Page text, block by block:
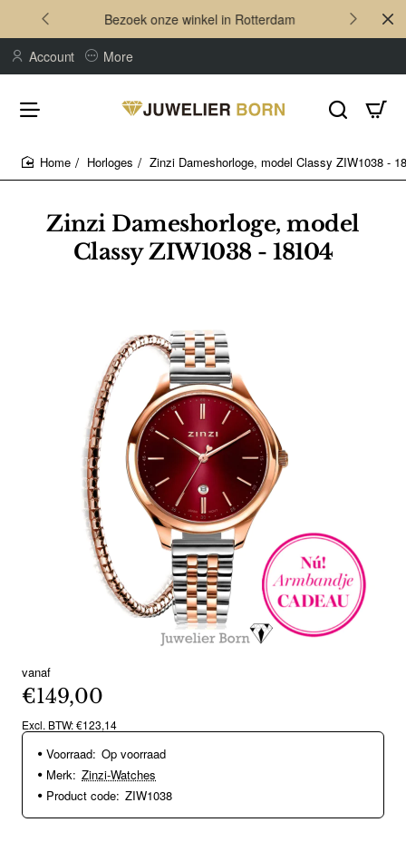
Bezoek onze winkel in Rotterdam
Account More
Zinzi Dameshorloge, model
Classy ZIW1038 - 18104
Horloges Zinzi Dameshorloge, model Classy ZIW1038 -
vanaf
€149,00
Excl. BTW: €123,14
Voorraad: Op voorraad
Merk: Zinzi-Watches
Product code: ZIW1038